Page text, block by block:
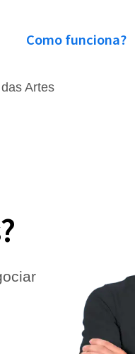
Como funciona?
Artes